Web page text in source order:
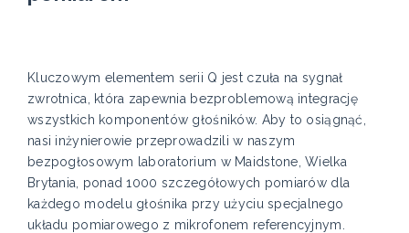
Kluczowym elementem serii Q jest czuła na sygnał
zwrotnica, która zapewnia bezproblemową integrację
wszystkich komponentów głośników. Aby to osiągnąć,
nasi inżynierowie przeprowadzili w naszym
bezpogłosowym laboratorium w Maidstone, Wielka
Brytania, ponad 1000 szczegółowych pomiarów dla
każdego modelu głośnika przy użyciu specjalnego
układu pomiarowego z mikrofonem referencyjnym.